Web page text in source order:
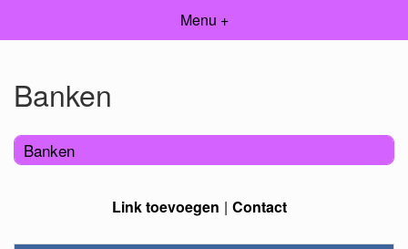
Menu +
Banken
Banken
Link toevoegen Contact